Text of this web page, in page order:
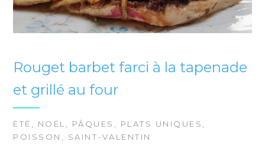
Rouget barbet farci à la tapenade
et grillé au four
ÉTÉ NOËL PÂQUES PLATS UNIQUES
POISSON
SAINT-VALENTIN